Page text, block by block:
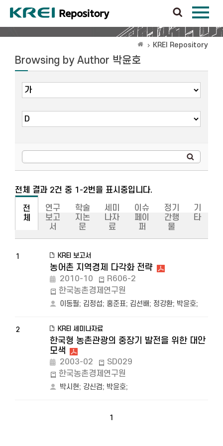
KREI Repository
Browsing by Author 박윤호
전체 결과 2건 중 1-2번을 표시중입니다.
전
체
연구
보고
서
학술
지논
문
세미
나자
료
이슈
페이
퍼
정기
간행
물
기
타
1 KREI 보고서
농어촌 지역경제 다각화 전략
2010-10
R606-2
한국농촌경제연구원
이동필; 김정섭; 홍준표; 김선배; 정강환; 박윤호;
2 KREI 세미나자료
한국형 농촌관광의 중장기 발전을 위한 대안
모색
2003-02
SD029
한국농촌경제연구원
박시현; 강신겸; 박윤호;
1